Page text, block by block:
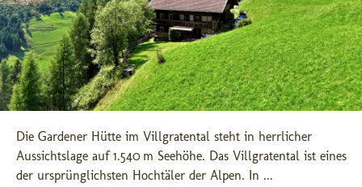
Die Gardener Hütte im Villgratental steht in herrlicher
Aussichtslage auf 1.540 m Seehöhe. Das Villgratental ist eines
der ursprünglichsten Hochtäler der Alpen. In ...